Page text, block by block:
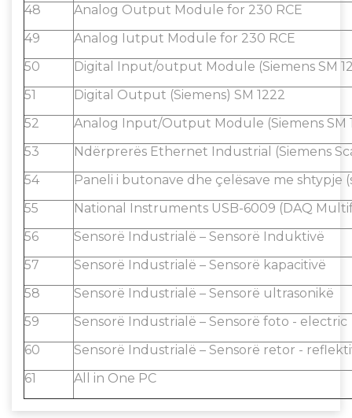
48
Analog Output Module for 230 RCE
49
Analog Iutput Module for 230 RCE
50
Digital Input/output Module (Siemens SM
51
Digital Output (Siemens) SM 1222
52
Analog Input/Output Module (Siemens SM
53
Ndërprerës Ethernet Industrial (Siemens
54
Paneli i butonave dhe çelësave me shtypje
55
National Instruments USB-6009 (DAQ
56
Sensorë Industrialë – Sensorë Induktivë
57
Sensorë Industrialë – Sensorë kapacitivë
58
Sensorë Industrialë – Sensorë ultrasonikë
59
Sensorë Industrialë – Sensorë foto - electric
60
Sensorë Industrialë – Sensorë retor -
61
All in One PC